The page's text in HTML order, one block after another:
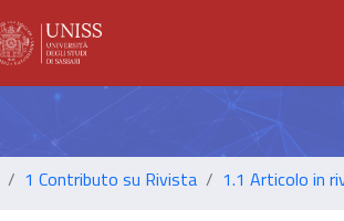
1 Contributo su Rivista 1.1 Articolo in